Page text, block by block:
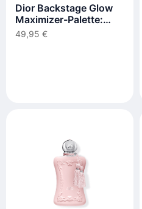
Dior Backstage Glow
Maximizer-Palette:
Dior Highlighter-
Palette
49,95 €